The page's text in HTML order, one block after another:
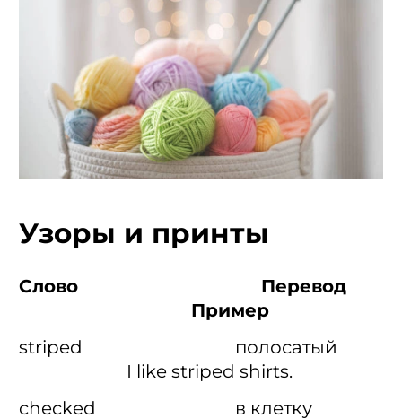
Узоры и принты
Слово Перевод
Пример
striped полосатый
I like striped shirts.
checked в клетку